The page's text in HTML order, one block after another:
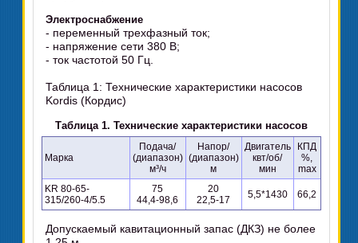
Электроснабжение
- переменный трехфазный ток;
- напряжение сети 380 В;
- ток частотой 50 Гц.
Таблица 1: Технические характеристики насосов
Kordis (Кордис)
Таблица 1. Технические характеристики насосов
Марка
Подача/
(диапазон)
м³/ч
Напор/
(диапазон)
м
Двигатель
квт/об/
мин
КПД
%,
max
KR 80-65-
315/260-4/5.5
75
44,4-98,6
20
22,5-17
5,5*1430 66,2
Допускаемый кавитационный запас (ДКЗ) не более